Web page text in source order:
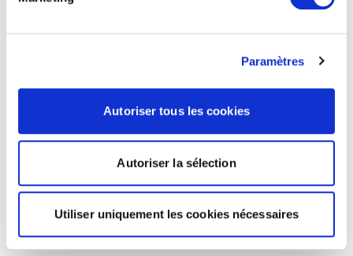
Paramètres
Autoriser tous les cookies
Autoriser la sélection
Utiliser uniquement les cookies nécessaires